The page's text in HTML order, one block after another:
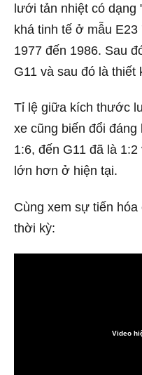
lưới tản nhiệt có dạng
khá tinh tế ở mẫu
1977 đến 1986. Sau
G11 và sau đó là thiết
Tỉ lệ giữa kích thước
xe cũng biến đổi
1:6, đến G11 đã là
lớn hơn ở hiện tại.
Cùng xem sự tiến
thời kỳ:
Video